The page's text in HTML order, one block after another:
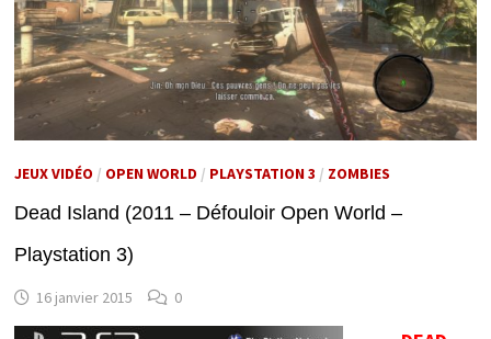
JEUX VIDÉO / OPEN WORLD / PLAYSTATION 3 / ZOMBIES
Dead Island (2011 – Défouloir Open World –
Playstation 3)
16 janvier 2015 0